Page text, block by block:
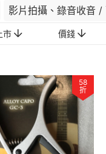
影片拍攝、錄音收音 /
市 價錢
58
折